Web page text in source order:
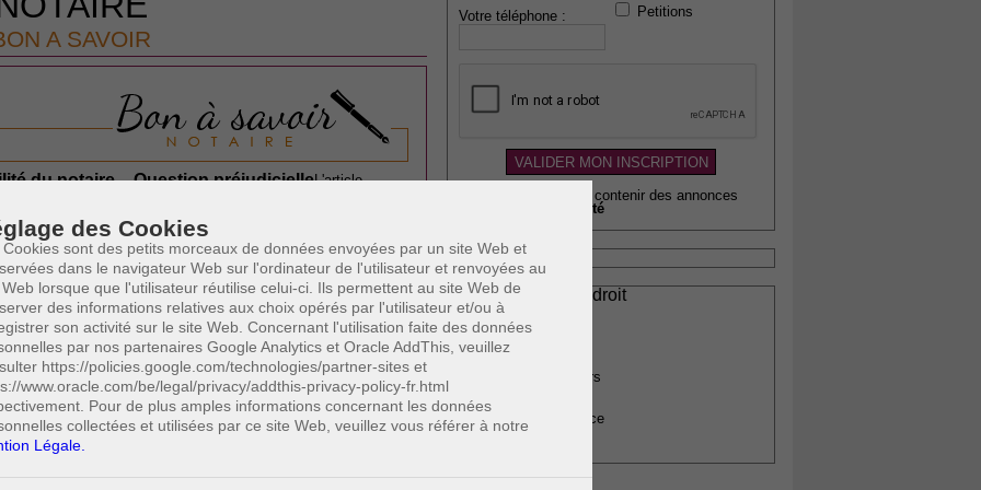
des Cookies
Cookies sont des petits morceaux de données envoyées par un site Web et
dans le navigateur Web sur l'ordinateur de l'utilisateur et renvoyées au
lorsque que l'utilisateur réutilise celui-ci. Ils permettent au site Web de
des informations relatives aux choix opérés par l'utilisateur et/ou à
son activité sur le site Web. Concernant l'utilisation faite des données
par nos partenaires Google Analytics et Oracle AddThis, veuillez
https://policies.google.com/technologies/partner-sites et
www.oracle.com/be/legal/privacy/addthis-privacy-policy-fr.html
Pour de plus amples informations concernant les données
collectées et utilisées par ce site Web, veuillez vous référer à notre
Légale.
A SAVOIR
du notaire – Question préjudicielleL'article
Constitution, en ce qu'il crée une discrimination injustifiée
du dommage causé par une faute contractuelle et,
du dommage causé par une faute extracontractuelle ?
Lire plus...
d'impartialité Quelles sont les exigences
partage ?
Votre téléphone :
Petitions
* Newsletter pouvant contenir des annonces
qualité
Professionnels du droit
Avocats
Notaires
Architectes
Agents immobiliers
Huissiers de justice